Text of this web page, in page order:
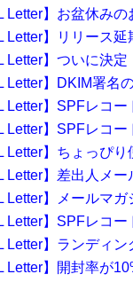
Letter】お盆休み
Letter】リリース
Letter】ついに決
Letter】DKIM署
Letter】SPFレコ
Letter】SPFレコ
Letter】ちょっぴ
Letter】差出人メ
Letter】メールマ
Letter】SPFレコ
Letter】ランディ
Letter】開封率が